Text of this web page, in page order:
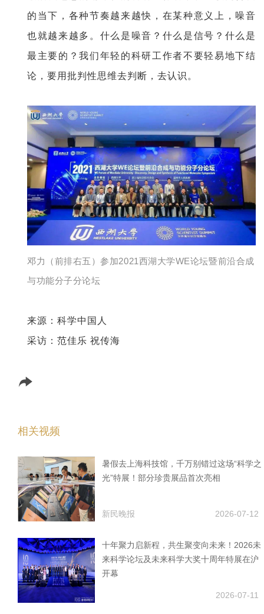
的当下，各种节奏越来越快，在某种意义上，噪音
也就越来越多。什么是噪音？什么是信号？什么是
最主要的？我们年轻的科研工作者不要轻易地下结
论，要用批判性思维去判断，去认识。
邓力（前排右五）参加2021西湖大学WE论坛暨前沿合成
与功能分子分论坛
来源：科学中国人
采访：范佳乐 祝传海
相关视频
暑假去上海科技馆，千万别错过这场“科学之
光”特展！部分珍贵展品首次亮相
新民晚报 2026-07-12
十年聚力启新程，共生聚变向未来！2026未
来科学论坛及未来科学大奖十周年特展在沪
开幕
2026-07-11